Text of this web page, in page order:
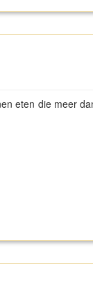
eten die meer